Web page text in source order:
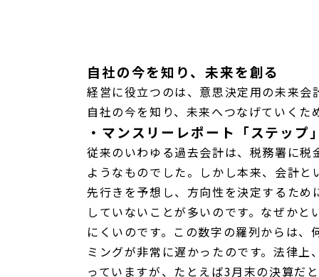
自社の今を知り、未来を創る
経営に役立つのは、意思決定用の未来会
自社の今を知り、未来へつなげていく
・マンスリーレポート「ステップ
従来のいわゆる過去会計は、税務署に
ようなものでした。しかし本来、会計
先行きを予想し、方向性を決定するた
していないことが多いのです。なぜか
にくいのです。この数字の羅列からは
ミングが非常に遅かったのです。法律
っていますが、たとえば3月末の決算だ